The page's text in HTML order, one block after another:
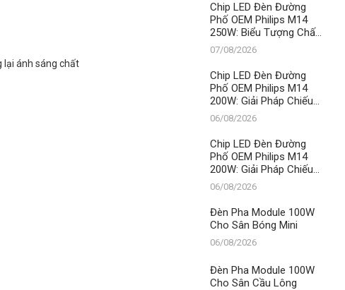
lại ánh sáng chất
Chip LED Đèn Đường
Phố OEM Philips M14
250W: Biểu Tượng Chất
Lượng, Khẳng Định Vị
Thế Số 1 Của Thành Đạt
LED
07/08/2026
Chip LED Đèn Đường
Phố OEM Philips M14
200W: Giải Pháp Chiếu
Sáng Đỉnh Cao, Khẳng
Định Vị Thế Số 1 Của
Thành Đạt LED
06/08/2026
Chip LED Đèn Đường
Phố OEM Philips M14
200W: Giải Pháp Chiếu
Sáng Đỉnh Cao, Khẳng
Định Vị Thế Số 1 Của
Thành Đạt LED
06/08/2026
Đèn Pha Module 100W
Cho Sân Bóng Mini
06/08/2026
Đèn Pha Module 100W
Cho Sân Cầu Lông